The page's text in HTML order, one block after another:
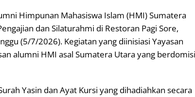
Himpunan Mahasiswa Islam (HMI) Sumatera
dan Silaturahmi di Restoran Pagi Sore,
(5/7/2026). Kegiatan yang diinisiasi Yayasan
alumni HMI asal Sumatera Utara yang
Yasin dan Ayat Kursi yang dihadiahkan secara